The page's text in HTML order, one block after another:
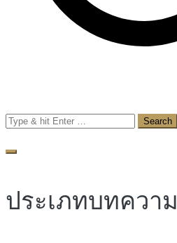
Search
for:
ประเภทบทความ